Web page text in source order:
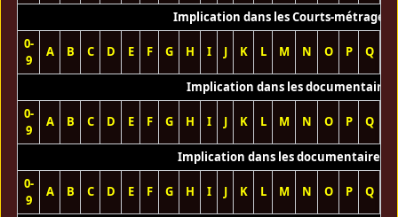
Implication dans les Courts-métrages
0-
9
A B C D E F G H I J K L M N O P Q
Implication dans les documentaires
0-
9
A B C D E F G H I J K L M N O P Q
Implication dans les documentaires
0-
9
A B C D E F G H I J K L M N O P Q